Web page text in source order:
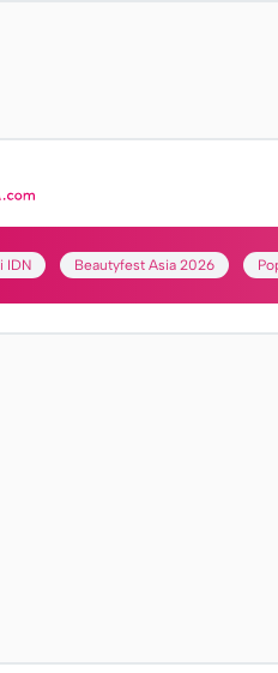
IDN Beautyfest Asia 2026